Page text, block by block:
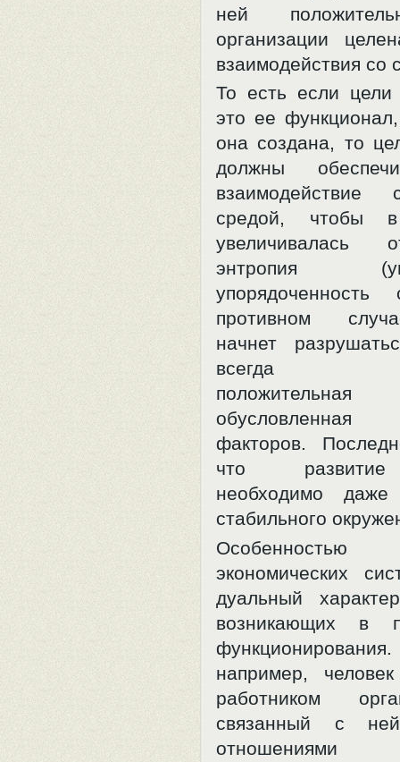
ней
организации
взаимодействия со
То есть если
это ее
она создана, то
должны
средой, чтобы в
увеличивалась
энтропия
противном
начнет
всегда
обусловленная
факторов.
что
необходимо
стабильного
Особенностью
экономических
дуальный
возникающих в
например,
работником
связанный с
отношениями